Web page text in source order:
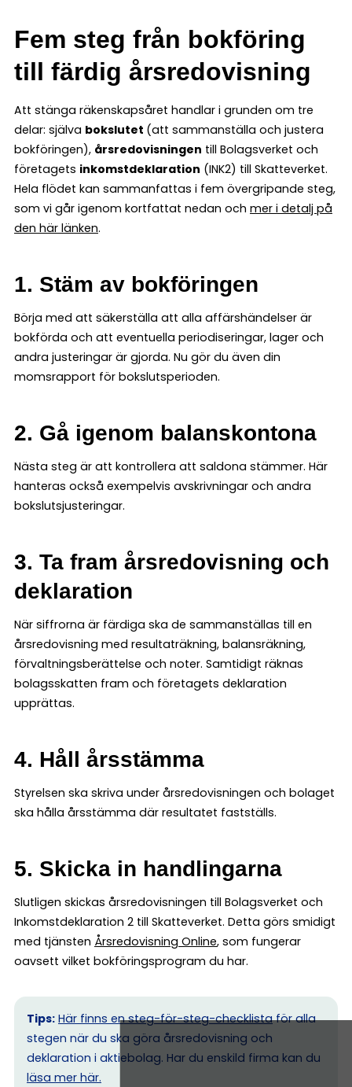
Fem steg från bokföring
till färdig årsredovisning
Att stänga räkenskapsåret handlar i grunden om tre
delar: själva bokslutet (att sammanställa och justera
bokföringen), årsredovisningen till Bolagsverket och
företagets inkomstdeklaration (INK2) till Skatteverket.
Hela flödet kan sammanfattas i fem övergripande steg,
som vi går igenom kortfattat nedan och mer i detalj på
den här länken.
1. Stäm av bokföringen
Börja med att säkerställa att alla affärshändelser är
bokförda och att eventuella periodiseringar, lager och
andra justeringar är gjorda. Nu gör du även din
momsrapport för bokslutsperioden.
2. Gå igenom balanskontona
Nästa steg är att kontrollera att saldona stämmer. Här
hanteras också exempelvis avskrivningar och andra
bokslutsjusteringar.
3. Ta fram årsredovisning och
deklaration
När siffrorna är färdiga ska de sammanställas till en
årsredovisning med resultaträkning, balansräkning,
förvaltningsberättelse och noter. Samtidigt räknas
bolagsskatten fram och företagets deklaration
upprättas.
4. Håll årsstämma
Styrelsen ska skriva under årsredovisningen och bolaget
ska hålla årsstämma där resultatet fastställs.
5. Skicka in handlingarna
Slutligen skickas årsredovisningen till Bolagsverket och
Inkomstdeklaration 2 till Skatteverket. Detta görs smidigt
med tjänsten Årsredovisning Online, som fungerar
oavsett vilket bokföringsprogram du har.
Tips: Här finns en steg-för-steg-checklistaför alla
stegen när du ska göra årsredovisning och
deklaration i aktiebolag. Har du enskild firma kan du
läsa mer här.